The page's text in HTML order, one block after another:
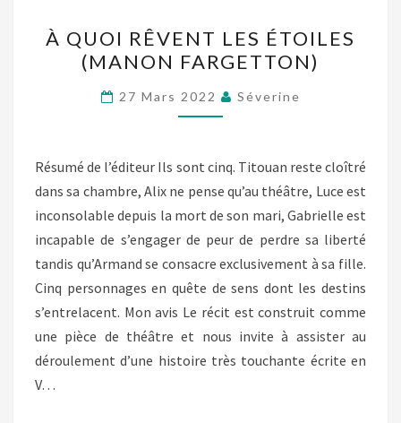
QUOI
RÊVENT
LES
ÉTOILES
FARGETTON)
À QUOI RÊVENT LES ÉTOILES
(MANON FARGETTON)
27 Mars 2022 Séverine
Résumé de l’éditeur Ils sont cinq. Titouan reste cloîtré
dans sa chambre, Alix ne pense qu’au théâtre, Luce est
inconsolable depuis la mort de son mari, Gabrielle est
incapable de s’engager de peur de perdre sa liberté
tandis qu’Armand se consacre exclusivement à sa fille.
Cinq personnages en quête de sens dont les destins
s’entrelacent. Mon avis Le récit est construit comme
une pièce de théâtre et nous invite à assister au
déroulement d’une histoire très touchante écrite en
V…